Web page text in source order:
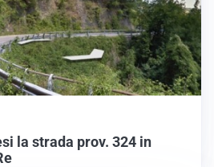
la strada prov. 324 in